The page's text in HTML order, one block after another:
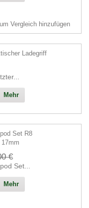
Vergleich hinzufügen
Mehr
€
Set...
Mehr